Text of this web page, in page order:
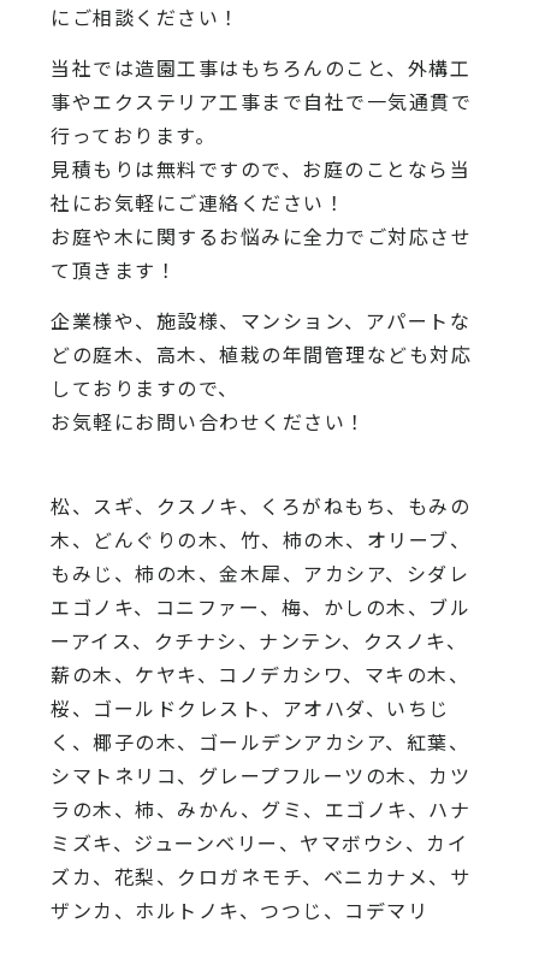
にご相談ください！
当社では造園工事はもちろんのこと、外構工
事やエクステリア工事まで自社で一気通貫で
行っております。
見積もりは無料ですので、お庭のことなら当
社にお気軽にご連絡ください！
お庭や木に関するお悩みに全力でご対応させ
て頂きます！
企業様や、施設様、マンション、アパートな
どの庭木、高木、植栽の年間管理なども対応
しておりますので、
お気軽にお問い合わせください！
松、スギ、クスノキ、くろがねもち、もみの
木、どんぐりの木、竹、柿の木、オリーブ、
もみじ、柿の木、金木犀、アカシア、シダレ
エゴノキ、コニファー、梅、かしの木、ブル
ーアイス、クチナシ、ナンテン、クスノキ、
薪の木、ケヤキ、コノデカシワ、マキの木、
桜、ゴールドクレスト、アオハダ、いちじ
く、椰子の木、ゴールデンアカシア、紅葉、
シマトネリコ、グレープフルーツの木、カツ
ラの木、柿、みかん、グミ、エゴノキ、ハナ
ミズキ、ジューンベリー、ヤマボウシ、カイ
ズカ、花梨、クロガネモチ、ベニカナメ、サ
ザンカ、ホルトノキ、つつじ、コデマリ